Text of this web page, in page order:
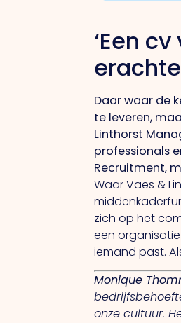
‘Een
Daar waar de
te leveren,
Linthorst
professionals
Recruitment,
Waar Vaes &
zich op het
een
iemand past.
Monique
onze cultuur.